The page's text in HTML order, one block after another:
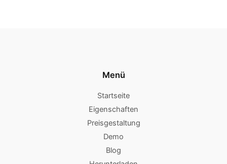
Menü
Startseite
Eigenschaften
Preisgestaltung
Demo
Blog